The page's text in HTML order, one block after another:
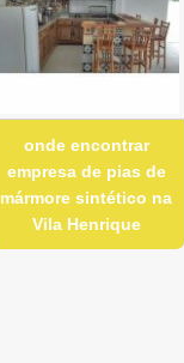
onde encontrar
empresa de pias de
mármore sintético na
Vila Henrique